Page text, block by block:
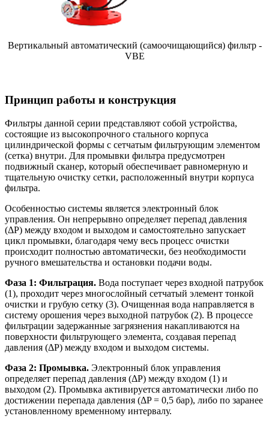
Вертикальный автоматический (самоочищающийся) фильтр -
VBE
Принцип работы и конструкция
Фильтры данной серии представляют собой устройства,
состоящие из высокопрочного стального корпуса
цилиндрической формы с сетчатым фильтрующим элементом
(сетка) внутри. Для промывки фильтра предусмотрен
подвижный сканер, который обеспечивает равномерную и
тщательную очистку сетки, расположенный внутри корпуса
фильтра.
Особенностью системы является электронный блок
управления. Он непрерывно определяет перепад давления
(ΔP) между входом и выходом и самостоятельно запускает
цикл промывки, благодаря чему весь процесс очистки
происходит полностью автоматически, без необходимости
ручного вмешательства и остановки подачи воды.
Фаза 1: Фильтрация. Вода поступает через входной патрубок
(1), проходит через многослойный сетчатый элемент тонкой
очистки и грубую сетку (3). Очищенная вода направляется в
систему орошения через выходной патрубок (2). В процессе
фильтрации задержанные загрязнения накапливаются на
поверхности фильтрующего элемента, создавая перепад
давления (ΔP) между входом и выходом системы.
Фаза 2: Промывка. Электронный блок управления
определяет перепад давления (ΔP) между входом (1) и
выходом (2). Промывка активируется автоматически либо по
достижении перепада давления (ΔP = 0,5 бар), либо по заранее
установленному временному интервалу.